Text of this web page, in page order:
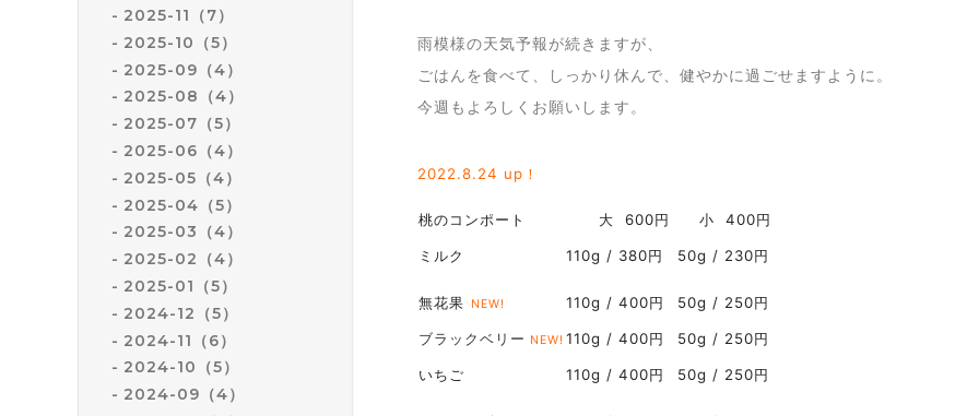
2025-11（7）
2025-10（5）
2025-09（4）
2025-08（4）
2025-07（5）
2025-06（4）
2025-05（4）
2025-04（5）
2025-03（4）
2025-02（4）
2025-01（5）
2024-12（5）
2024-11（6）
2024-10（5）
2024-09（4）
雨模様の天気予報が続きますが、
ごはんを食べて、しっかり休んで、健やかに過ごせますように。
今週もよろしくお願いします。
2022.8.24 up！
桃のコンポート
ミルク
大 600円
110g / 380円
小 400円
50g / 230円
無花果 NEW!
ブラックベリー NEW!
いちご
110g / 400円
110g / 400円
110g / 400円
50g / 250円
50g / 250円
50g / 250円